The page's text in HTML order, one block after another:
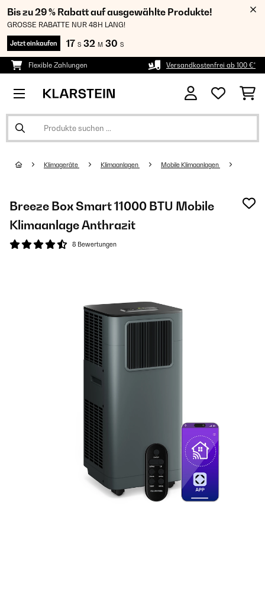
Bis zu 29 % Rabatt auf ausgewählte Produkte!
GROSSE RABATTE NUR 48H LANG!
Jetzt einkaufen 17 S 32 M 29 S
Flexible Zahlungen Versandkostenfrei ab 100 €*
Klimageräte Klimaanlagen Mobile Klimaanlagen
Breeze Box Smart 11000 BTU Mobile
Klimaanlage Anthrazit
8 Bewertungen